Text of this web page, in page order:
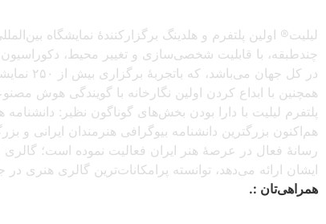
لیلیت® اولین پلتفرم و هلدینگ برگزارکنندهٔ نمایشگاه
چندطبقه، با قابلیت شخصی‌سازی و تغییر محیط، دکوراسیون
در کل
همچنین با ابداع کردن اولین نگارخانه با گویندگی هوش
پلتفرم لیلیت با دارا بودن بخش‌های گوناگون نظیر:
هم‌اکنون بزرگترین دانشنامه بیوگرافی هنرمندان ایرانی
رسانهٔ فعال در عرصهٔ هنر ایران فعالیت نموده است؛ گالری
ایشان ارائه می‌دهد، توانسته پرامکانات‌ترین گالری هنری
همراهی‌تان :.